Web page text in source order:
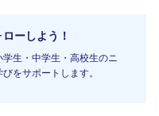
ーしよう！
生・中学生・高校生のニ
をサポートします。